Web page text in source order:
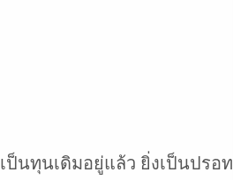
เป็นทุนเดิมอยู่แล้ว ยิ่งเป็นปรอท